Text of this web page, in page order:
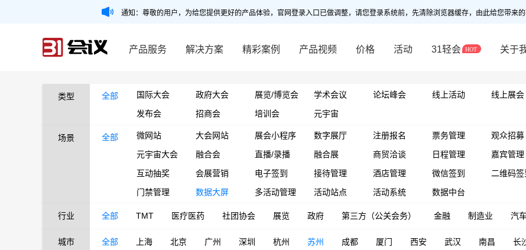
通知：尊敬的用户，为给您提供更好的产品体验，官网登录入口已做调整，请您登录系统前，先清除浏览器缓存，由此给您带来
产品服务 解决方案 精彩案例 产品视频 价格 活动 31轻会 关于
类型 全部 国际大会 政府大会 展览/博览会 学术会议 论坛峰会 线上活动 线上展会
发布会
招商会 培训会 元宇宙
场景 全部 微网站 大会网站 展会小程序 数字展厅 注册报名 票务管理 观众招募
元宇宙大会
融合会 直播/录播 融合展 商贸洽谈 日程管理 嘉宾管理
互动抽奖
会展营销 电子签到 接待管理 酒店管理 微信签到 二维码签
门禁管理
数据大屏 多活动管理 活动站点 活动系统 数据中台
行业 全部 TMT 医疗医药 社团协会 展览 政府 第三方（公关会务） 金融 制造业 汽
城市 全部 上海 北京 广州 深圳 杭州 苏州 成都 厦门 西安 武汉 南昌 长